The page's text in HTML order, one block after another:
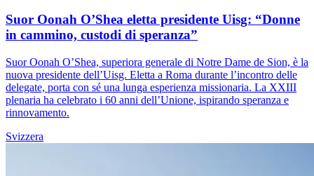
Suor Oonah O’Shea eletta presidente Uisg: “Donne
in cammino, custodi di speranza”
Suor Oonah O’Shea, superiora generale di Notre Dame de Sion, è la
nuova presidente dell’Uisg. Eletta a Roma durante l’incontro delle
delegate, porta con sé una lunga esperienza missionaria. La XXIII
plenaria ha celebrato i 60 anni dell’Unione, ispirando speranza e
rinnovamento.
Svizzera